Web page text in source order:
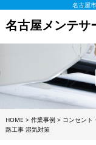
名古屋
名古屋メンテサ
HOME > 作業事例> コンセント
路工事 湿気対策